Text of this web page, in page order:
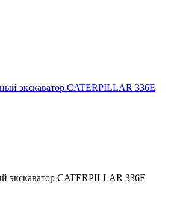
экскаватор CATERPILLAR 336E